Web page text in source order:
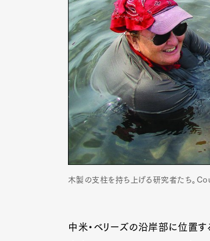
木製の支柱を持ち上げる研究者たち
中米・ベリーズの沿岸部に位置